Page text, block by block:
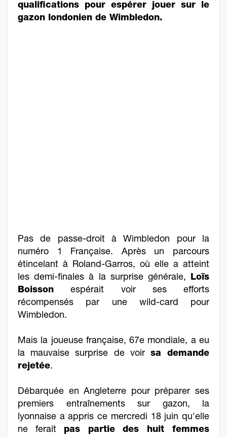
qualifications pour espérer jouer sur le
gazon londonien de Wimbledon.
Pas de passe-droit à Wimbledon pour la
numéro 1 Française. Après un parcours
étincelant à Roland-Garros, où elle a atteint
les demi-finales à la surprise générale, Loïs
Boisson espérait voir ses efforts
récompensés par une wild-card pour
Wimbledon.
Mais la joueuse française, 67e mondiale, a eu
la mauvaise surprise de voir sa demande
rejetée.
Débarquée en Angleterre pour préparer ses
premiers entraînements sur gazon, la
lyonnaise a appris ce mercredi 18 juin qu'elle
ne ferait pas partie des huit femmes